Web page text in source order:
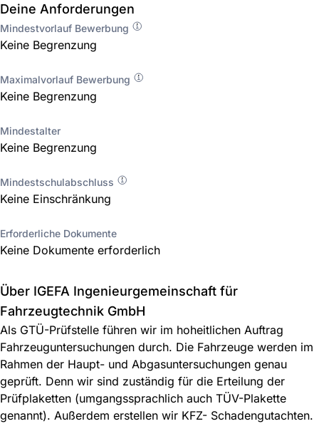
Deine Anforderungen
Mindestvorlauf Bewerbung
Keine Begrenzung
Maximalvorlauf Bewerbung
Keine Begrenzung
Mindestalter
Keine Begrenzung
Mindestschulabschluss
Keine Einschränkung
Erforderliche Dokumente
Keine Dokumente erforderlich
Über IGEFA Ingenieurgemeinschaft für
Fahrzeugtechnik GmbH
Als GTÜ-Prüfstelle führen wir im hoheitlichen Auftrag
Fahrzeuguntersuchungen durch. Die Fahrzeuge werden im
Rahmen der Haupt- und Abgasuntersuchungen genau
geprüft. Denn wir sind zuständig für die Erteilung der
Prüfplaketten (umgangssprachlich auch TÜV-Plakette
genannt). Außerdem erstellen wir KFZ- Schadengutachten.